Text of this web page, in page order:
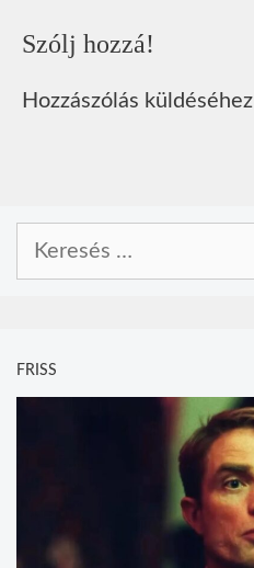
Szólj hozzá!
Hozzászólás küldéséhez
FRISS